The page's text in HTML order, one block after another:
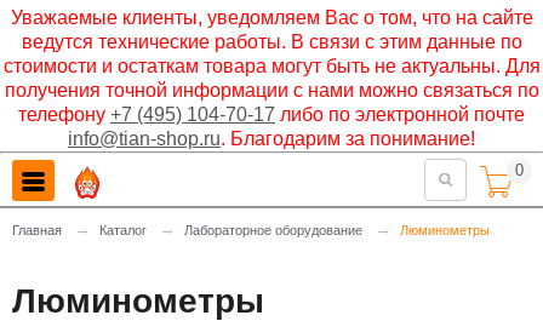
Уважаемые клиенты, уведомляем Вас о том, что на сайте
ведутся технические работы. В связи с этим данные по
стоимости и остаткам товара могут быть не актуальны. Для
получения точной информации с нами можно связаться по
телефону +7 (495) 104-70-17 либо по электронной почте
info@tian-shop.ru. Благодарим за понимание!
 0
Главная → Каталог → Лабораторное оборудование → Люминометры
Люминометры